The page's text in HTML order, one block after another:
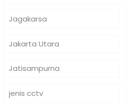
Jagakarsa
Jakarta Utara
Jatisampurna
jenis cctv